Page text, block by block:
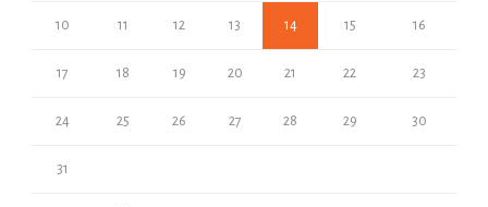
10 11 12 13 14 15 16
17 18 19 20 21 22 23
24 25 26 27 28 29 30
31